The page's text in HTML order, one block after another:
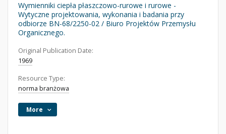
Wymienniki ciepła płaszczowo-rurowe i rurowe -
Wytyczne projektowania, wykonania i badania przy
odbiorze BN-68/2250-02 / Biuro Projektów Przemysłu
Organicznego.
Original Publication Date:
1969
Resource Type:
norma branżowa
More